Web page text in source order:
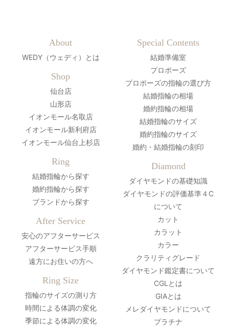
About
WEDY（ウェディ）とは
Shop
仙台店
山形店
イオンモール名取店
イオンモール新利府店
イオンモール仙台上杉店
Ring
結婚指輪から探す
婚約指輪から探す
ブランドから探す
After Service
安心のアフターサービス
アフターサービス手順
遠方にお住いの方へ
Ring Size
指輪のサイズの測り方
時間による体調の変化
季節による体調の変化
Special Contents
結婚準備室
プロポーズ
プロポーズの指輪の選び方
結婚指輪の相場
婚約指輪の相場
結婚指輪のサイズ
婚約指輪のサイズ
婚約・結婚指輪の刻印
Diamond
ダイヤモンドの基礎知識
ダイヤモンドの評価基準４C
について
カット
カラット
カラー
クラリティグレード
ダイヤモンド鑑定書について
CGLとは
GIAとは
メレダイヤモンドについて
プラチナ